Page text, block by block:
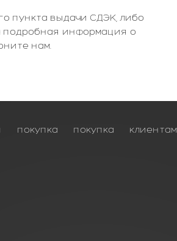
пункта выдачи СДЭК, либо
подробная информация о
нам.
покупка покупка клиентам